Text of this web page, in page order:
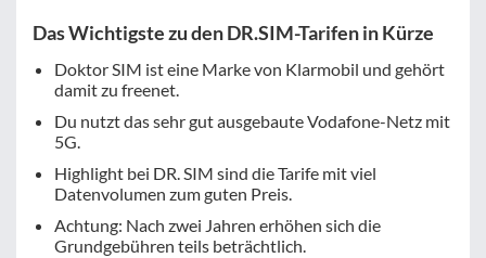
Das Wichtigste zu den DR.SIM-Tarifen in Kürze
Doktor SIM ist eine Marke von Klarmobil und gehört
damit zu freenet.
Du nutzt das sehr gut ausgebaute Vodafone-Netz mit
5G.
Highlight bei DR. SIM sind die Tarife mit viel
Datenvolumen zum guten Preis.
Achtung: Nach zwei Jahren erhöhen sich die
Grundgebühren teils beträchtlich.